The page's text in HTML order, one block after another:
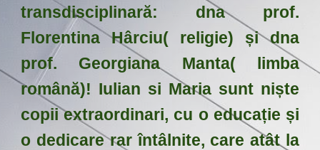
transdisciplinară: dna prof.
Florentina Hârciu( religie) și dna
prof. Georgiana Manta( limba
română)! Iulian si Maria sunt niște
copii extraordinari, cu o educație și
o dedicare rar întâlnite, care atât la